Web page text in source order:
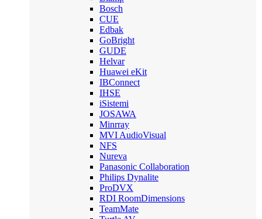
Bosch
CUE
Edbak
GoBright
GUDE
Helvar
Huawei eKit
IBConnect
IHSE
iSistemi
JOSAWA
Minrray
MVI AudioVisual
NFS
Nureva
Panasonic Collaboration
Philips Dynalite
ProDVX
RDI RoomDimensions
TeamMate